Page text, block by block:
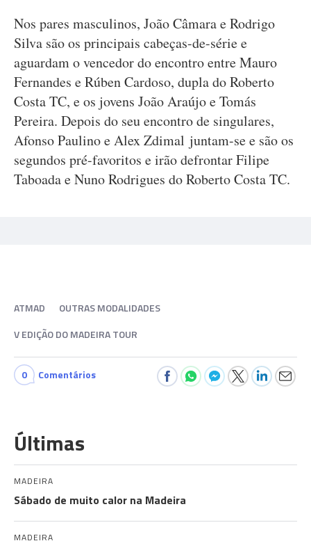
Nos pares masculinos, João Câmara e Rodrigo
Silva são os principais cabeças-de-série e
aguardam o vencedor do encontro entre Mauro
Fernandes e Rúben Cardoso, dupla do Roberto
Costa TC, e os jovens João Araújo e Tomás
Pereira. Depois do seu encontro de singulares,
Afonso Paulino e Alex Zdimal juntam-se e são os
segundos pré-favoritos e irão defrontar Filipe
Taboada e Nuno Rodrigues do Roberto Costa TC.
ATMAD
OUTRAS MODALIDADES
V EDIÇÃO DO MADEIRA TOUR
0 Comentários
Últimas
MADEIRA
Sábado de muito calor na Madeira
MADEIRA